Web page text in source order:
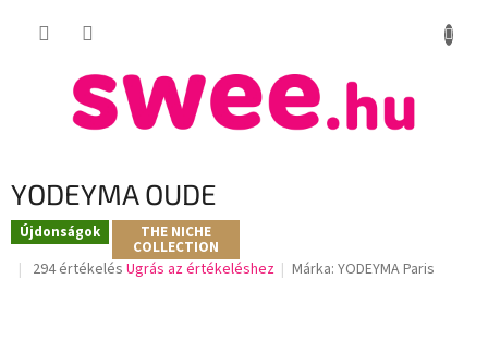
KOSÁR
YODEYMA OUDE
Újdonságok THE NICHE
COLLECTION
A
294 értékelés Ugrás az értékeléshez Márka:YODEYMA Paris